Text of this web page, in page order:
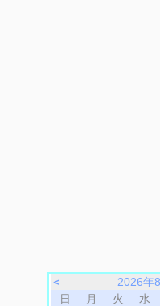
＜ 2026年
日
月 火 水